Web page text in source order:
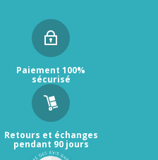
Paiement 100%
sécurisé
Retours et échanges
pendant 90 jours